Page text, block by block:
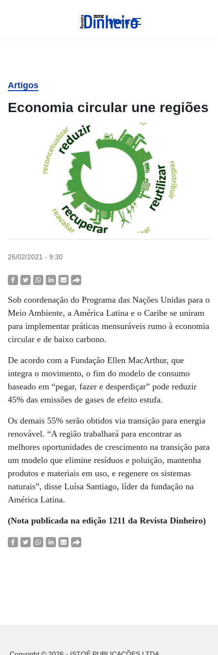
Menu
Artigos
Economia circular une regiões
26/02/2021 - 9:30
Sob coordenação do Programa das Nações Unidas para o
Meio Ambiente, a América Latina e o Caribe se uniram
para implementar práticas mensuráveis rumo à economia
circular e de baixo carbono.
De acordo com a Fundação Ellen MacArthur, que
integra o movimento, o fim do modelo de consumo
baseado em “pegar, fazer e desperdiçar” pode reduzir
45% das emissões de gases de efeito estufa.
Os demais 55% serão obtidos via transição para energia
renovável. “A região trabalhará para encontrar as
melhores oportunidades de crescimento na transição para
um modelo que elimine resíduos e poluição, mantenha
produtos e materiais em uso, e regenere os sistemas
naturais”, disse Luísa Santiago, líder da fundação na
América Latina.
(Nota publicada na edição 1211 da Revista Dinheiro)